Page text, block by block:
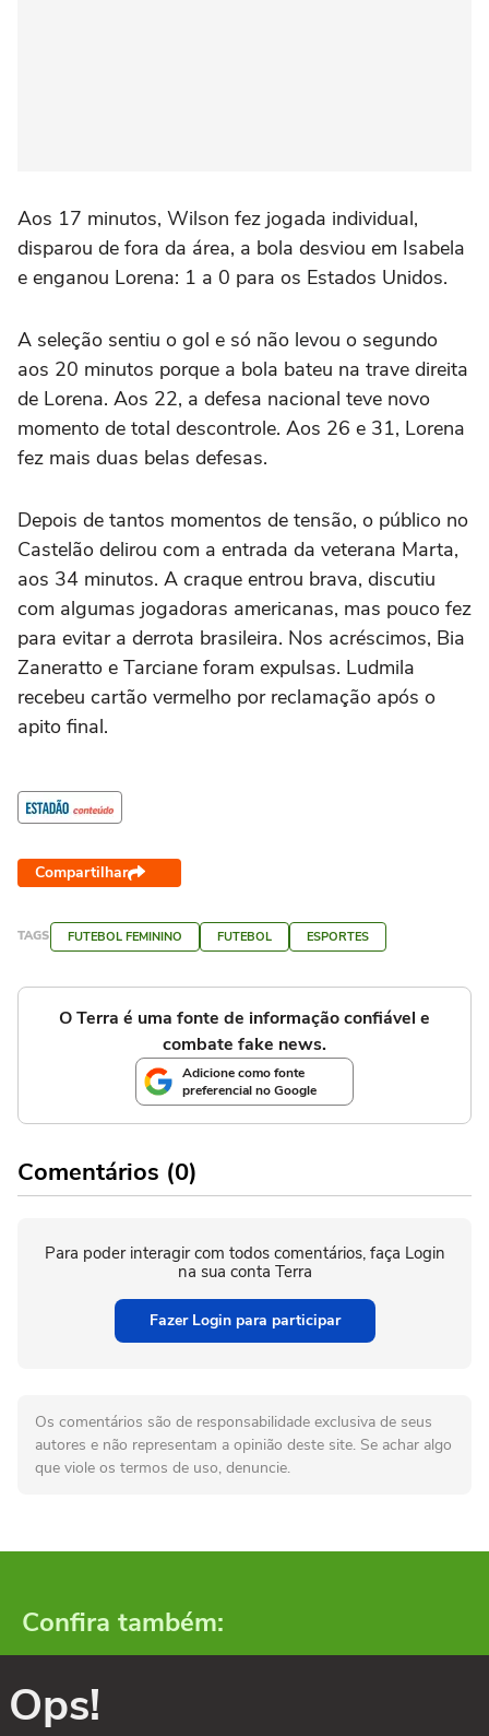
Aos 17 minutos, Wilson fez jogada individual,
disparou de fora da área, a bola desviou em Isabela
e enganou Lorena: 1 a 0 para os Estados Unidos.
A seleção sentiu o gol e só não levou o segundo
aos 20 minutos porque a bola bateu na trave direita
de Lorena. Aos 22, a defesa nacional teve novo
momento de total descontrole. Aos 26 e 31, Lorena
fez mais duas belas defesas.
Depois de tantos momentos de tensão, o público no
Castelão delirou com a entrada da veterana Marta,
aos 34 minutos. A craque entrou brava, discutiu
com algumas jogadoras americanas, mas pouco fez
para evitar a derrota brasileira. Nos acréscimos, Bia
Zaneratto e Tarciane foram expulsas. Ludmila
recebeu cartão vermelho por reclamação após o
apito final.
Compartilhar
TAGS FUTEBOL FEMININO FUTEBOL ESPORTES
O Terra é uma fonte de informação confiável e
combate fake news.
Adicione como fonte
preferencial no Google
Comentários (0)
Para poder interagir com todos comentários, faça Login
na sua conta Terra
Fazer Login para participar
Os comentários são de responsabilidade exclusiva de seus
autores e não representam a opinião deste site. Se achar algo
que viole os termos de uso, denuncie.
Confira também:
Ops!